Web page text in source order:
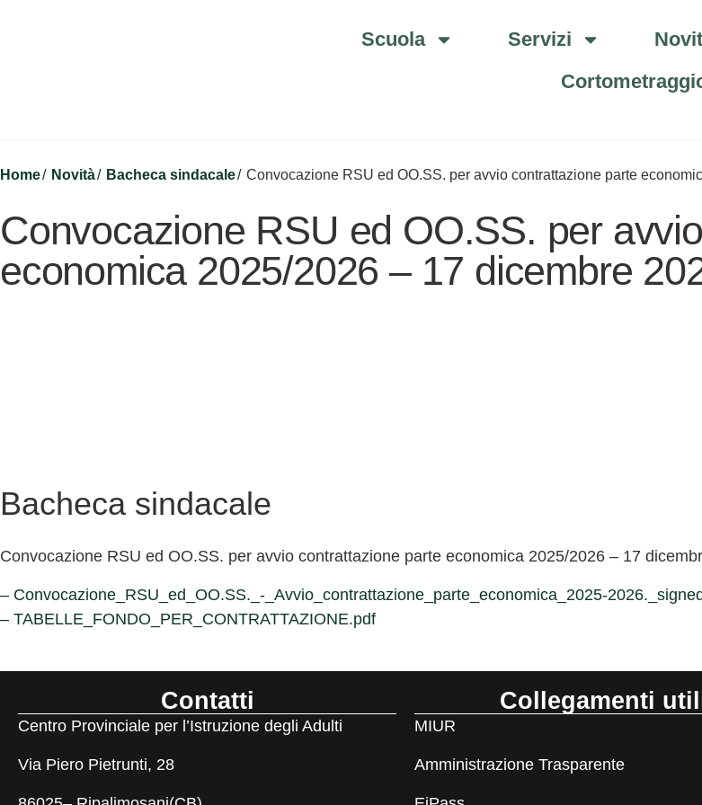
Scuola Servizi
Home Novità Bacheca sindacale Convocazione RSU ed OO.SS. per avvio contrattazione parte
Convocazione RSU ed OO.SS. per
economica 2025/2026 – 17 dicembre
Bacheca sindacale
Convocazione RSU ed OO.SS. per avvio contrattazione parte economica 2025/2026 – 17
– Convocazione_RSU_ed_OO.SS._-_Avvio_contrattazione_parte_economica_2025-
– TABELLE_FONDO_PER_CONTRATTAZIONE.pdf
Contatti
Centro Provinciale per l’Istruzione degli Adulti
Via Piero Pietrunti, 28
Collegamenti
MIUR
Amministrazione Trasparente